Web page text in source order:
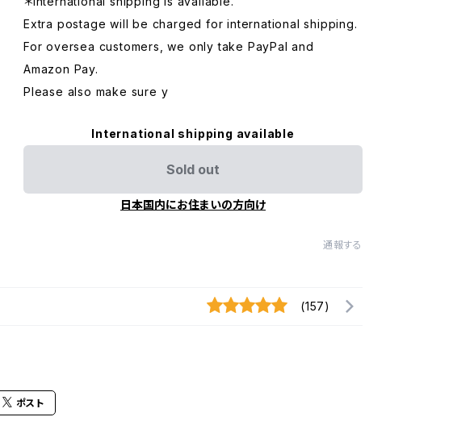
Extra postage will be charged for international shipping.
For oversea customers, we only take PayPal and
Amazon Pay.
Please also make sure y
International shipping available
Sold out
日本国内にお住まいの方向け
通報する
(157)
ポスト